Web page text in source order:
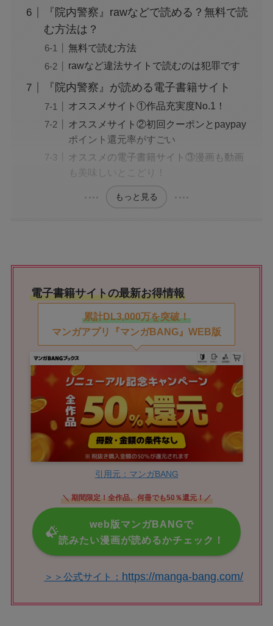
『院内警察』rawなどで読める？無料で読
む方法は？
無料で読む方法
rawなど違法サイトで読むのは犯罪です
『院内警察』が読める電子書籍サイト
オススメサイト①作品充実度No.1！
オススメサイト②初回クーポンとpaypay
ポイント還元率がすごい
オススメの電子書籍サイト③漫画も動画
も美味しいとこどり！
もっと見る
電子書籍サイトの最新お得情報
累計DL3,000万を突破！
マンガアプリ『マンガBANG』WEB版
引用元：マンガBANG
＼ 期間限定！全作品、何冊でも50％還元！／
web版マンガBANGで
読みたい漫画が読めるかチェック！
＞＞公式サイト： https://manga-bang.com/